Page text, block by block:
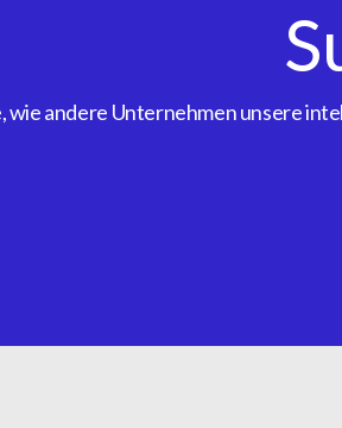
wie andere Unternehmen unsere